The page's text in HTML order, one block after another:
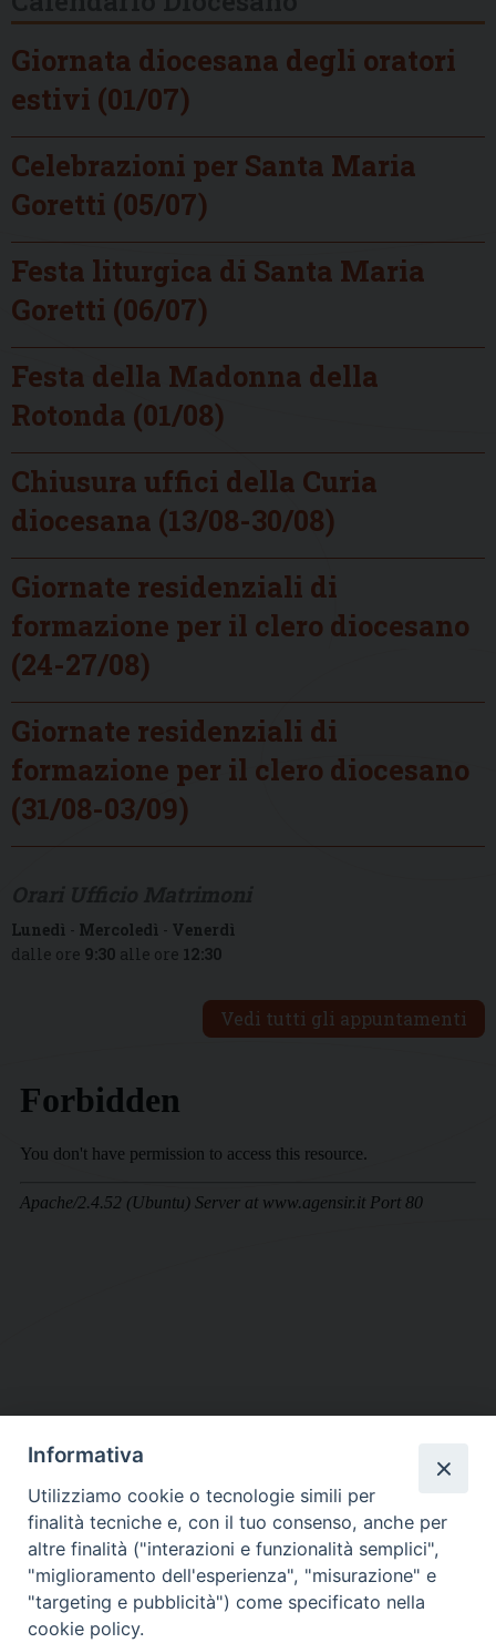
Giornata diocesana degli oratori
estivi (01/07)
Celebrazioni per Santa Maria
Goretti (05/07)
Festa liturgica di Santa Maria
Goretti (06/07)
Festa della Madonna della
Rotonda (01/08)
Chiusura uffici della Curia
diocesana (13/08-30/08)
Giornate residenziali di
formazione per il clero diocesano
(24-27/08)
Giornate residenziali di
formazione per il clero diocesano
(31/08-03/09)
Lunedì - Mercoledì - Venerdì
dalle ore 9:30 alle ore 12:30
Vedi tutti gli appuntamenti
DIOCESI SUBURBICARIA DI ALBANO
Contatti:Tel.: 06.93268401 - Fax.: 06.9323844
E-mail:curia@diocesidialbano.it
Orari: dal Lunedì al Venerdì Ore: 9:00 - 13:00
Informativa
Utilizziamo cookie o tecnologie simili per
finalità tecniche e, con il tuo consenso, anche per
altre finalità ("interazioni e funzionalità semplici",
"miglioramento dell'esperienza", "misurazione" e
"targeting e pubblicità") come specificato nella
cookie policy.